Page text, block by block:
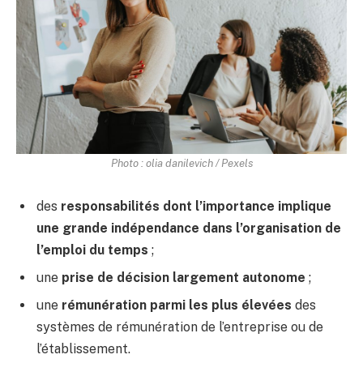
Photo : olia danilevich / Pexels
des responsabilités dont l’importance implique
une grande indépendance dans l’organisation de
l’emploi du temps ;
une prise de décision largement autonome ;
une rémunération parmi les plus élevées des
systèmes de rémunération de l’entreprise ou de
l’établissement.